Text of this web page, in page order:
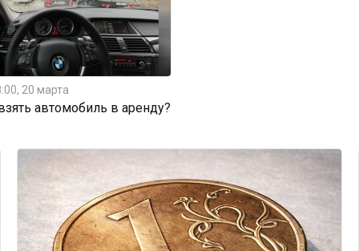
20 марта
автомобиль в аренду?